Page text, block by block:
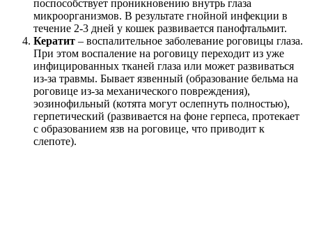
поспособствует проникновению внутрь глаза
микроорганизмов. В результате гнойной инфекции в
течение 2-3 дней у кошек развивается панофтальмит.
Кератит – воспалительное заболевание роговицы глаза.
При этом воспаление на роговицу переходит из уже
инфицированных тканей глаза или может развиваться
из-за травмы. Бывает язвенный (образование бельма на
роговице из-за механического повреждения),
эозинофильный (котята могут ослепнуть полностью),
герпетический (развивается на фоне герпеса, протекает
с образованием язв на роговице, что приводит к
слепоте).